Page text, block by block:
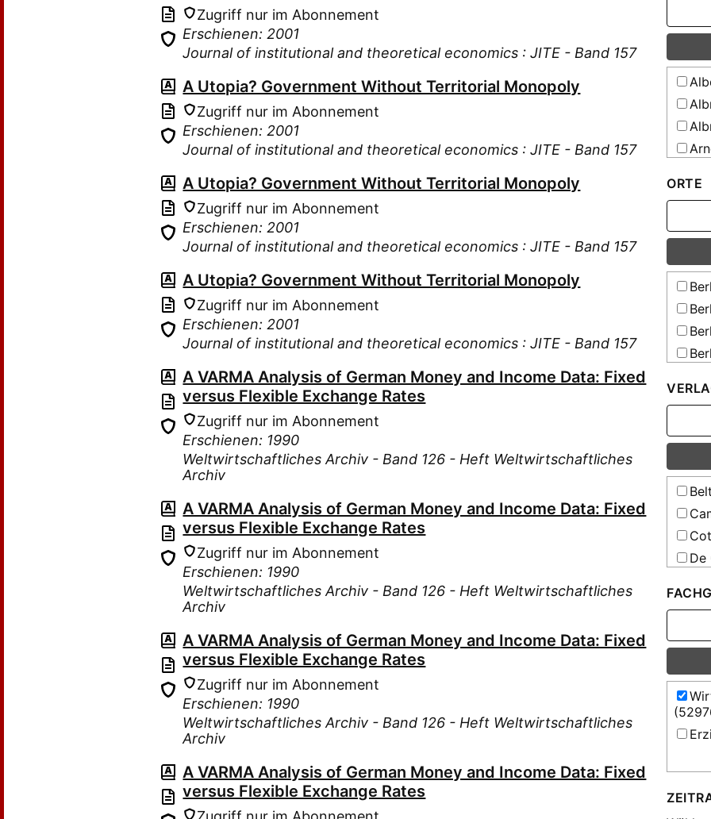
Zugriff nur im Abonnement
Erschienen: 2001
Journal of institutional and theoretical economics : JITE - Band 157
A Utopia? Government Without Territorial Monopoly
Zugriff nur im Abonnement
Erschienen: 2001
Journal of institutional and theoretical economics : JITE - Band 157
A Utopia? Government Without Territorial Monopoly
Zugriff nur im Abonnement
Erschienen: 2001
Journal of institutional and theoretical economics : JITE - Band 157
A Utopia? Government Without Territorial Monopoly
Zugriff nur im Abonnement
Erschienen: 2001
Journal of institutional and theoretical economics : JITE - Band 157
A VARMA Analysis of German Money and Income Data: Fixed
versus Flexible Exchange Rates
Zugriff nur im Abonnement
Erschienen: 1990
Weltwirtschaftliches Archiv - Band 126 - Heft Weltwirtschaftliches
Archiv
A VARMA Analysis of German Money and Income Data: Fixed
versus Flexible Exchange Rates
Zugriff nur im Abonnement
Erschienen: 1990
Weltwirtschaftliches Archiv - Band 126 - Heft Weltwirtschaftliches
Archiv
A VARMA Analysis of German Money and Income Data: Fixed
versus Flexible Exchange Rates
Zugriff nur im Abonnement
Erschienen: 1990
Weltwirtschaftliches Archiv - Band 126 - Heft Weltwirtschaftliches
Archiv
A VARMA Analysis of German Money and Income Data: Fixed
versus Flexible Exchange Rates
ORTE
De